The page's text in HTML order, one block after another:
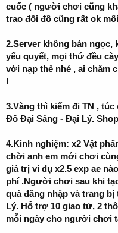
t
e
cuốc ( người chơi cũng
trao đổi đồ cũng rất ok
2.Server không bán ngọc,
yếu quyết, mọi thứ đều
với nạp thẻ nhé , ai chăm
!
3.Vàng thì kiếm đi TN ,
Đô Đại Sảng - Đại Lý.
4.Kinh nghiệm: x2 Vật
chời anh em mới chơi
giá trị ví dụ x2.5 exp ae
phí .Người chơi sau khi
quà đăng nhập và trang
Lý. Hỗ trợ 10 giao tử, 2
mỗi ngày cho người chơi